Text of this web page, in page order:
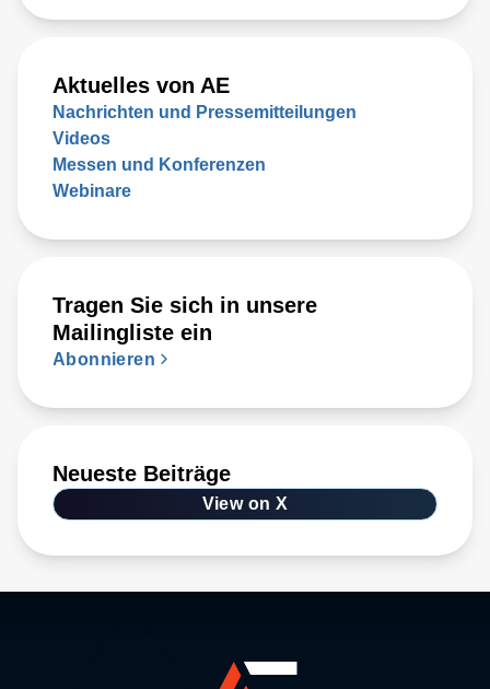
Aktuelles von AE
Nachrichten und Pressemitteilungen
Videos
Messen und Konferenzen
Webinare
Tragen Sie sich in unsere
Mailingliste ein
Abonnieren
Neueste Beiträge
View on X